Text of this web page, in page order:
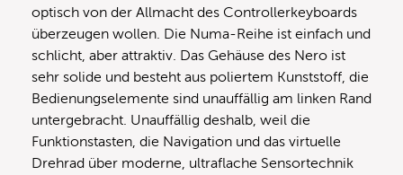
optisch von der Allmacht des Controllerkeyboards
überzeugen wollen. Die Numa-Reihe ist einfach und
schlicht, aber attraktiv. Das Gehäuse des Nero ist
sehr solide und besteht aus poliertem Kunststoff, die
Bedienungselemente sind unauffällig am linken Rand
untergebracht. Unauffällig deshalb, weil die
Funktionstasten, die Navigation und das virtuelle
Drehrad über moderne, ultraflache Sensortechnik